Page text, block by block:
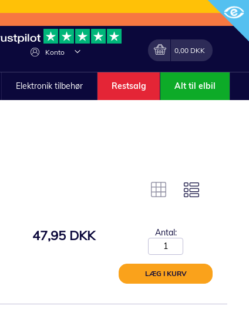
Konto
Lave
Min indkøbskurv
0,00 DKK
Elektronik tilbehør Restsalg Alt til elbil
47,95 DKK Antal:
LÆG I KURV